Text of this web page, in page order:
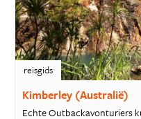
reisgids
Kimberley (Australië)
Echte Outbackavonturiers